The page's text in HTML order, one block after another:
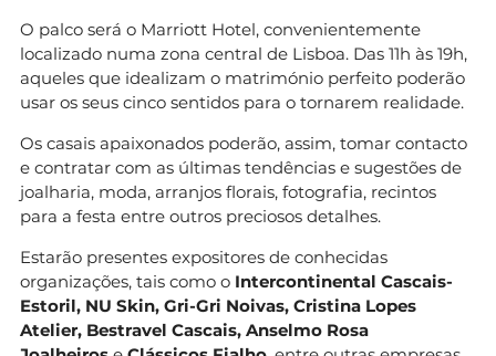
O palco será o Marriott Hotel, convenientemente
localizado numa zona central de Lisboa. Das 11h às 19h,
aqueles que idealizam o matrimónio perfeito poderão
usar os seus cinco sentidos para o tornarem realidade.
Os casais apaixonados poderão, assim, tomar contacto
e contratar com as últimas tendências e sugestões de
joalharia, moda, arranjos florais, fotografia, recintos
para a festa entre outros preciosos detalhes.
Estarão presentes expositores de conhecidas
organizações, tais como o Intercontinental Cascais-
Estoril, NU Skin, Gri-Gri Noivas, Cristina Lopes
Atelier, Bestravel Cascais, Anselmo Rosa